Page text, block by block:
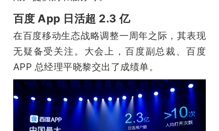
百度 App 日活超 2.3 亿
在百度移动生态战略调整一周年之际，其表现
无疑备受关注。大会上，百度副总裁、百度
APP 总经理平晓黎交出了成绩单。